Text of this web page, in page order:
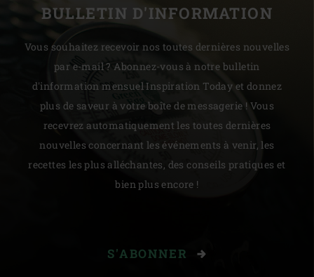
BULLETIN D'INFORMATION
Vous souhaitez recevoir nos toutes dernières nouvelles
par e-mail ? Abonnez-vous à notre bulletin
d'information mensuel Inspiration Today et donnez
plus de saveur à votre boîte de messagerie ! Vous
recevrez automatiquement les toutes dernières
nouvelles concernant les événements à venir, les
recettes les plus alléchantes, des conseils pratiques et
bien plus encore !
S'ABONNER